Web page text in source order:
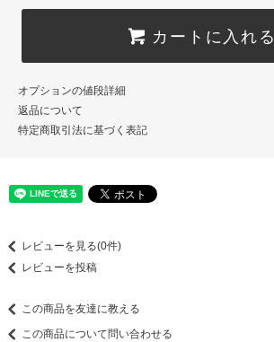
カートに入れる
オプションの値段詳細
返品について
特定商取引法に基づく表記
レビューを見る(0件)
レビューを投稿
この商品を友達に教える
この商品について問い合わせる